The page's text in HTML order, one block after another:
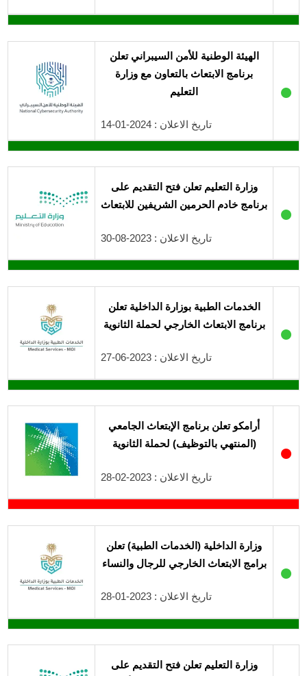
●
الهيئة الوطنية للأمن السيبراني تعلن
برنامج الابتعاث بالتعاون مع وزارة
التعليم
تاريخ الاعلان : 2024-01-14
●
وزارة التعليم تعلن فتح التقديم على
برنامج خادم الحرمين الشريفين للابتعاث
تاريخ الاعلان : 2023-08-30
●
الخدمات الطبية بوزارة الداخلية تعلن
برنامج الابتعاث الخارجي لحملة الثانوية
تاريخ الاعلان : 2023-06-27
●
أرامكو تعلن برنامج الإبتعاث الجامعي
(المنتهي بالتوظيف) لحملة الثانوية
تاريخ الاعلان : 2023-02-28
●
وزارة الداخلية (الخدمات الطبية) تعلن
برامج الابتعاث الخارجي للرجال والنساء
تاريخ الاعلان : 2023-01-28
وزارة التعليم تعلن فتح التقديم على